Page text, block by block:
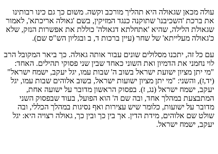
עולה מכאן שגאולה היא תהליך מורכב וקשה. משום כך גם כינו רבותינו
את ברכת 'השכיבנו' שתוקנה כנגד המזיקין, בשם 'גאולה אריכתא', לאמור
שגאולת הלילה, שהיא 'אתחלתא דגאולה' כוללת את אפשרות הנזק, שלא
כ'גאולה מעלייתא' של שחר (עיין ברכות ד, ב ובגליון הש"ס שם).
עם כל זה, יתכנו מסלולים שונים עבור אותה גאולה. כך ביאר המקובל הרב
לוי נחמני את הדמיון ואת השוני כאחד שבין שני פסוקי תהילים. האחד:
"מי יתן מציון ישועת ישראל בשוב ה' שבות עמו, יגל יעקב, ישמח ישראל"
(יד,ז), והשני: "מי יתן מציון ישועות ישראל, בשוב אלוהים שבות עמו, יגל
יעקב, ישמח ישראל (נג, ז). בפסוק הראשון מדובר על ישועה אחת,
המתבצעת במהלך אחד, ובה שם ה' הוא הפועל, בעוד שבפסוק השני
מדובר על ישועות, כלומר שיש עצירות ואף נסיגות במהלך הכללי, ובה
שולט שם אלוהים, מידת הדין. אך בין כך ובין כך, גאולה רצויה היא: יגל
יעקב, ישמח ישראל.